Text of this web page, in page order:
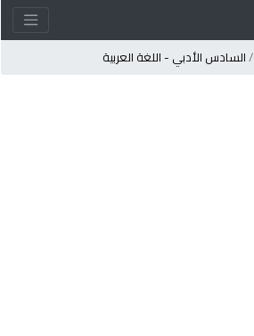
السادس الأدبي - اللغة العربية